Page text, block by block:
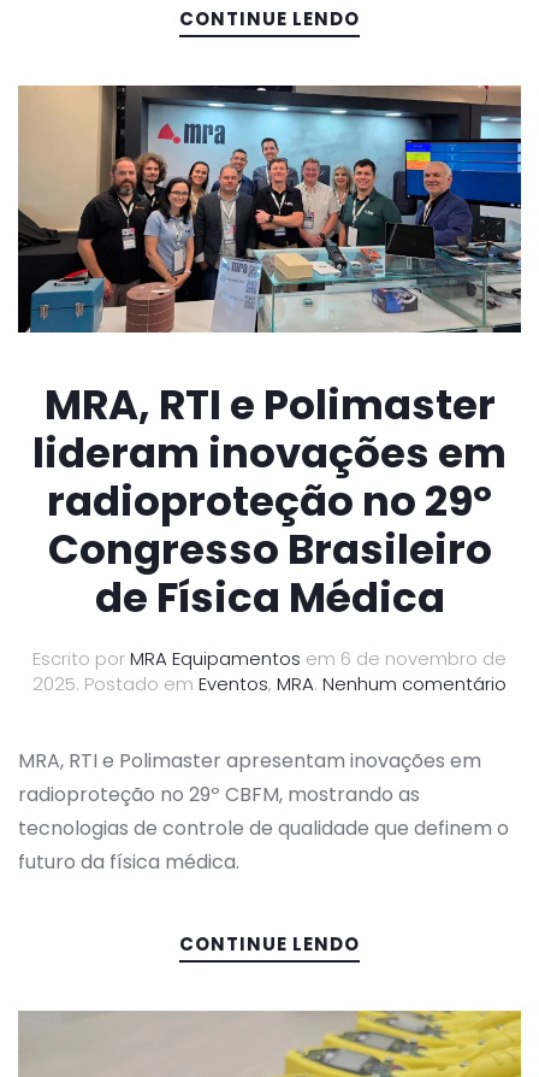
CONTINUE LENDO
MRA, RTI e Polimaster
lideram inovações em
radioproteção no 29º
Congresso Brasileiro
de Física Médica
Escrito porMRA Equipamentos em 6 de novembro de
2025. Postado em Eventos, MRA. Nenhum comentário
de
MRA, RTI e Polimaster apresentam inovações em
radioproteção no 29º CBFM, mostrando as
tecnologias de controle de qualidade que definem o
futuro da física médica.
CONTINUE LENDO